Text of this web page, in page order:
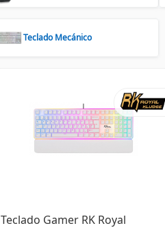
Teclado Mecánico
Teclado Gamer RK Royal